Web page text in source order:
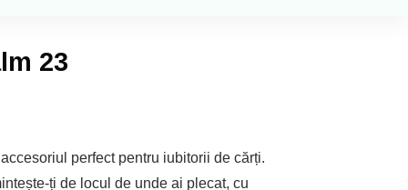
Despre Noi
23
perfect pentru iubitorii de cărți.
ți de locul de unde ai plecat, cu